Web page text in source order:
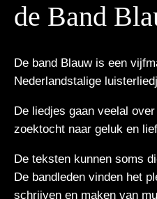
de Band
De band Blauw is een
Nederlandstalige
De liedjes gaan veelal
zoektocht naar geluk en
De teksten kunnen soms
De bandleden vinden het
schrijven en maken van